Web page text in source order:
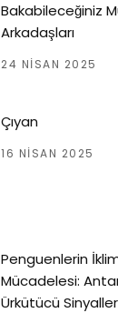
Bakabileceğiniz
Arkadaşları
24 NISAN 2025
Çıyan
16 NISAN 2025
Penguenlerin
Mücadelesi:
Ürkütücü